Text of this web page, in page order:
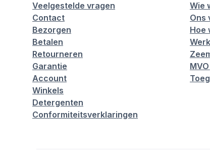
Veelgestelde vragen
Contact
Bezorgen
Betalen
Retourneren
Garantie
Account
Winkels
Detergenten
Conformiteitsverklaringen
Wie
Ons
Hoe